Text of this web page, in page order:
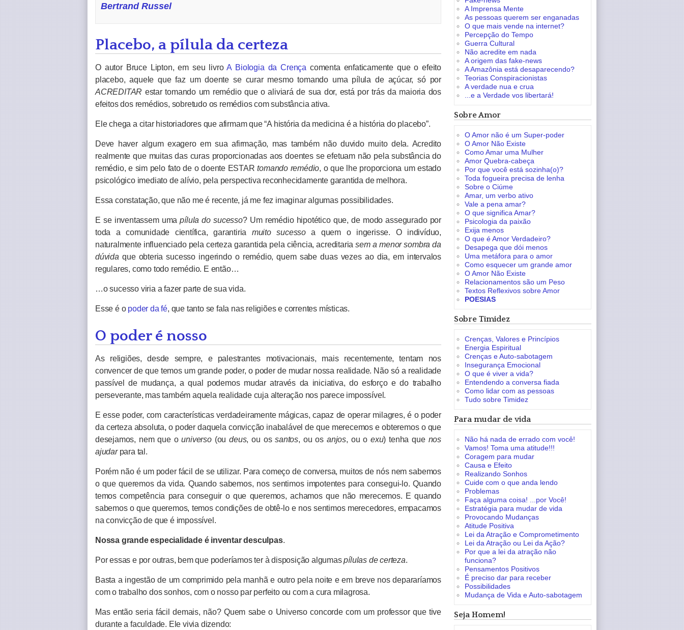
Bertrand Russel
Placebo, a pílula da certeza
O autor Bruce Lipton, em seu livroA Biologia da Crença comenta enfaticamente que o efeito
placebo, aquele que faz um doente se curar mesmo tomando uma pílula de açúcar, só por
ACREDITAR estar tomando um remédio que o aliviará de sua dor, está por trás da maioria dos
efeitos dos remédios, sobretudo os remédios com substância ativa.
Ele chega a citar historiadores que afirmam que “A história da medicina é a história do placebo”.
Deve haver algum exagero em sua afirmação, mas também não duvido muito dela. Acredito
realmente que muitas das curas proporcionadas aos doentes se efetuam não pela substância do
remédio, e sim pelo fato de o doente ESTARtomando remédio, o que lhe proporciona um estado
psicológico imediato de alívio, pela perspectiva reconhecidamente garantida de melhora.
Essa constatação, que não me é recente, já me fez imaginar algumas possibilidades.
E se inventassem umapílula do sucesso? Um remédio hipotético que, de modo assegurado por
toda a comunidade científica, garantiria muito sucessoa quem o ingerisse. O indivíduo,
naturalmente influenciado pela certeza garantida pela ciência, acreditariasem a menor sombra da
dúvida que obteria sucesso ingerindo o remédio, quem sabe duas vezes ao dia, em intervalos
regulares, como todo remédio. E então…
…o sucesso viria a fazer parte de sua vida.
Esse é o poder da fé, que tanto se fala nas religiões e correntes místicas.
O poder é nosso
As religiões, desde sempre, e palestrantes motivacionais, mais recentemente, tentam nos
convencer de que temos um grande poder, o poder de mudar nossa realidade. Não só a realidade
passível de mudança, a qual podemos mudar através da iniciativa, do esforço e do trabalho
perseverante, mas também aquela realidade cuja alteração nos parece impossível.
E esse poder, com características verdadeiramente mágicas, capaz de operar milagres, é o poder
da certeza absoluta, o poder daquela convicção inabalável de que merecemos e obteremos o que
desejamos, nem que ouniverso(oudeus, ou ossantos, ou os anjos, ou oexu) tenha que nos
ajudarpara tal.
Porém não é um poder fácil de se utilizar. Para começo de conversa, muitos de nós nem sabemos
o que queremos da vida. Quando sabemos, nos sentimos impotentes para consegui-lo. Quando
temos competência para conseguir o que queremos, achamos que não merecemos. E quando
sabemos o que queremos, temos condições de obtê-lo e nos sentimos merecedores, empacamos
na convicção de que é impossível.
Nossa grande especialidade é inventar desculpas.
Por essas e por outras, bem que poderíamos ter à disposição algumaspílulas de certeza.
Basta a ingestão de um comprimido pela manhã e outro pela noite e em breve nos depararíamos
com o trabalho dos sonhos, com o nosso par perfeito ou com a cura milagrosa.
Mas então seria fácil demais, não? Quem sabe o Universo concorde com um professor que tive
durante a faculdade. Ele vivia dizendo:
A Imprensa Mente
As pessoas querem ser enganadas
O que mais vende na internet?
Percepção do Tempo
Guerra Cultural
Não acredite em nada
A origem das fake-news
A Amazônia está desaparecendo?
Teorias Conspiracionistas
A verdade nua e crua
...e a Verdade vos libertará!
Sobre Amor
O Amor não é um Super-poder
O Amor Não Existe
Como Amar uma Mulher
Amor Quebra-cabeça
Por que você está sozinha(o)?
Toda fogueira precisa de lenha
Sobre o Ciúme
Amar, um verbo ativo
Vale a pena amar?
O que significa Amar?
Psicologia da paixão
Exija menos
O que é Amor Verdadeiro?
Desapega que dói menos
Uma metáfora para o amor
Como esquecer um grande amor
O Amor Não Existe
Relacionamentos são um Peso
Textos Reflexivos sobre Amor
POESIAS
Sobre Timidez
Crenças, Valores e Princípios
Energia Espiritual
Crenças e Auto-sabotagem
Insegurança Emocional
O que é viver a vida?
Entendendo a conversa fiada
Como lidar com as pessoas
Tudo sobre Timidez
Para mudar de vida
Não há nada de errado com você!
Vamos! Toma uma atitude!!!
Coragem para mudar
Causa e Efeito
Realizando Sonhos
Cuide com o que anda lendo
Problemas
Faça alguma coisa! ...por Você!
Estratégia para mudar de vida
Provocando Mudanças
Atitude Positiva
Lei da Atração e Comprometimento
Lei da Atração ou Lei da Ação?
Por que a lei da atração não
funciona?
Pensamentos Positivos
É preciso dar para receber
Possibilidades
Mudança de Vida e Auto-sabotagem
Seja Homem!